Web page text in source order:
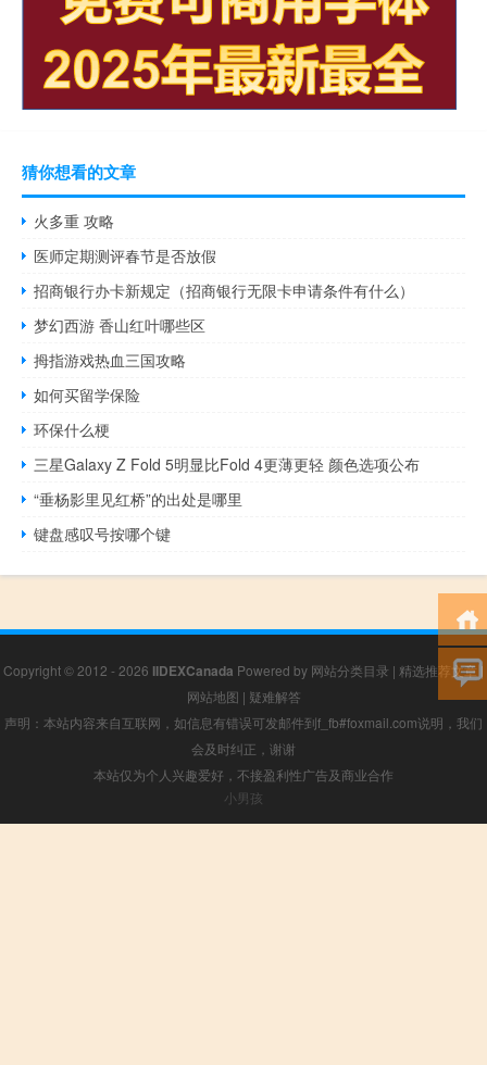
猜你想看的文章
火多重 攻略
医师定期测评春节是否放假
招商银行办卡新规定（招商银行无限卡申请条件有什么）
梦幻西游 香山红叶哪些区
拇指游戏热血三国攻略
如何买留学保险
环保什么梗
三星Galaxy Z Fold 5明显比Fold 4更薄更轻 颜色选项公布
“垂杨影里见红桥”的出处是哪里
键盘感叹号按哪个键
Copyright © 2012 - 2026 IIDEXCanada Powered by 网站分类目录 | 精选推荐文章 |
网站地图 | 疑难解答
声明：本站内容来自互联网，如信息有错误可发邮件到f_fb#foxmail.com说明，我们
会及时纠正，谢谢
本站仅为个人兴趣爱好，不接盈利性广告及商业合作
小男孩